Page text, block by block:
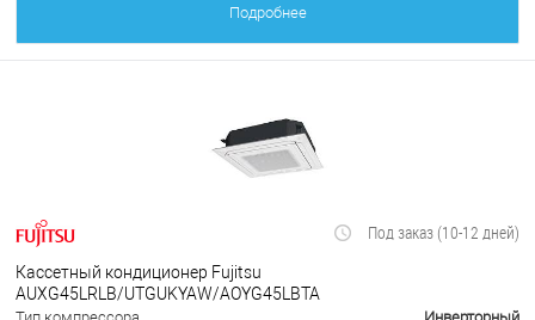
Подробнее
Под заказ (10-12 дней)
Кассетный кондиционер Fujitsu
AUXG45LRLB/UTGUKYAW/AOYG45LВТА